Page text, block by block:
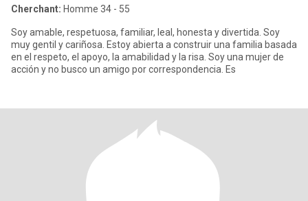
Cherchant: Homme 34 - 55
Soy amable, respetuosa, familiar, leal, honesta y divertida. Soy
muy gentil y cariñosa. Estoy abierta a construir una familia basada
en el respeto, el apoyo, la amabilidad y la risa. Soy una mujer de
acción y no busco un amigo por correspondencia. Es